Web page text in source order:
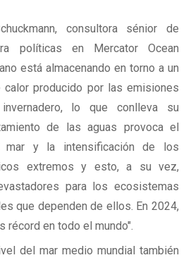
consultora sénior de
políticas en Mercator Ocean
está almacenando en torno a un
producido por las emisiones
lo que conlleva su
de las aguas provoca el
mar y la intensificación de los
extremos y esto, a su vez,
para los ecosistemas
que dependen de ellos. En 2024,
récord en todo el mundo".
del mar medio mundial también